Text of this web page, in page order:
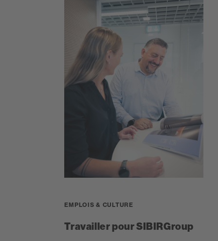
EMPLOIS & CULTURE
Travailler pour SIBIRGroup